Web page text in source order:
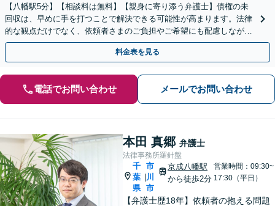
【八幡駅5分】【相談料は無料】【親身に寄り添う弁護士】債権の未
回収は、早めに手を打つことで解決できる可能性が高まります。法律
的な観点だけでなく、依頼者さまのご負担やご希望にも配慮しなが
ら、より良い解決策をご提案します。ぜひご相談ください。
料金表を見る
電話でお問い合わせ メールでお問い合わせ
本田 真郷 弁護士
法律事務所羅針盤
千
葉
県
市
川
市
京成八幡駅
から徒歩2分
営業時間：09:30~
17:30（平日）
【弁護士歴18年】依頼者の抱える問題